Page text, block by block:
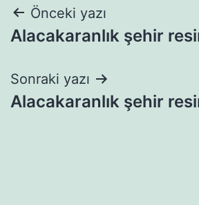
Yazı
gezinmesi
Önceki yazı
Alacakaranlık şehir
Sonraki yazı
Alacakaranlık şehir